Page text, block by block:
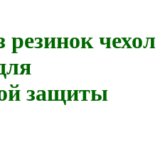
резинок чехол
защиты